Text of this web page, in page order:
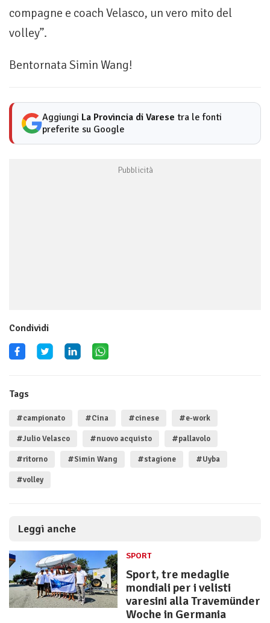
compagne e coach Velasco, un vero mito del
volley”.
Bentornata Simin Wang!
Aggiungi La Provincia di Varese tra le fonti
preferite su Google
Condividi
Tags
#campionato #Cina #cinese #e-work
#Julio Velasco #nuovo acquisto #pallavolo
#ritorno #Simin Wang #stagione #Uyba
#volley
Leggi anche
SPORT
Sport, tre medaglie
mondiali per i velisti
varesini alla Travemünder
Woche in Germania